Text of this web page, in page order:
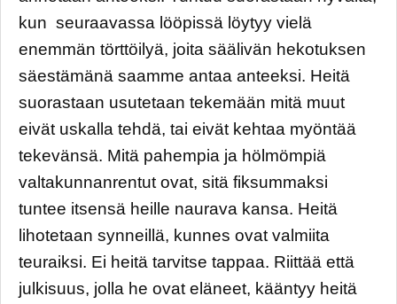
kun seuraavassa lööpissä löytyy vielä
enemmän törttöilyä, joita säälivän hekotuksen
säestämänä saamme antaa anteeksi. Heitä
suorastaan usutetaan tekemään mitä muut
eivät uskalla tehdä, tai eivät kehtaa myöntää
tekevänsä. Mitä pahempia ja hölmömpiä
valtakunnanrentut ovat, sitä fiksummaksi
tuntee itsensä heille naurava kansa. Heitä
lihotetaan synneillä, kunnes ovat valmiita
teuraiksi. Ei heitä tarvitse tappaa. Riittää että
julkisuus, jolla he ovat eläneet, kääntyy heitä